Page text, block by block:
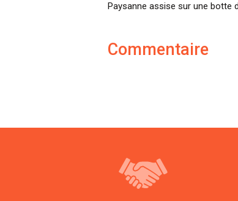
Paysanne assise sur une botte
Commentaire